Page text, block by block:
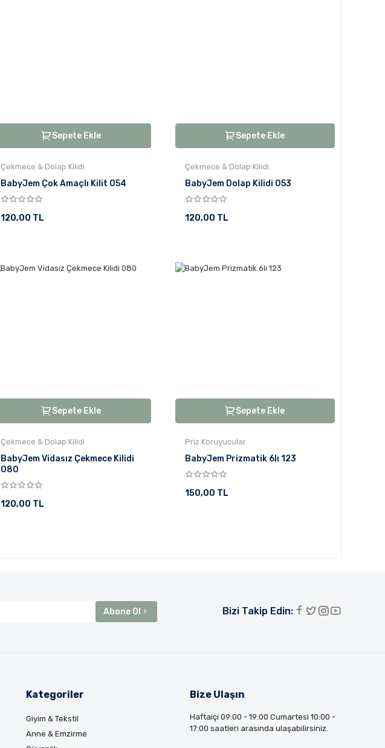
Sepete Ekle
Çekmece & Dolap Kilidi
BabyJem Çok Amaçlı Kilit 054
120,00 TL
Sepete Ekle
Çekmece & Dolap Kilidi
BabyJem Dolap Kilidi 053
120,00 TL
Sepete Ekle
Çekmece & Dolap Kilidi
BabyJem Vidasız Çekmece Kilidi
080
120,00 TL
Sepete Ekle
Priz Koruyucular
BabyJem Prizmatik 6lı 123
150,00 TL
Abone Ol Bizi Takip Edin:
Kategoriler
Giyim & Tekstil
Anne & Emzirme
Bize Ulaşın
Haftaiçi 09:00 - 19:00 Cumartesi 10:00 -
17:00 saatleri arasında ulaşabilirsiniz.